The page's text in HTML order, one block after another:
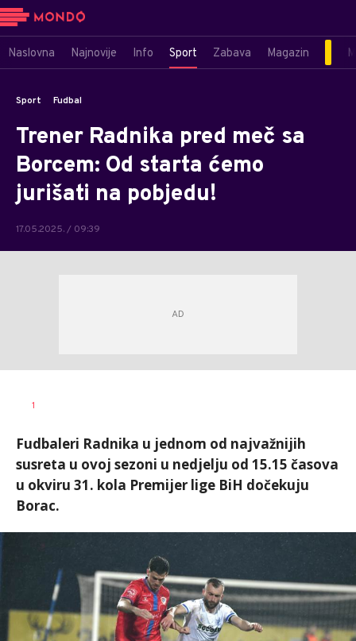
Naslovna Najnovije Info Sport Zabava Magazin
Sport Fudbal
Trener Radnika pred meč sa
Borcem: Od starta ćemo
jurišati na pobjedu!
17.05.2025. / 09:39
AUTOR
1
Fudbaleri Radnika u jednom od najvažnijih
susreta u ovoj sezoni u nedjelju od 15.15 časova
u okviru 31. kola Premijer lige BiH dočekuju
Borac.